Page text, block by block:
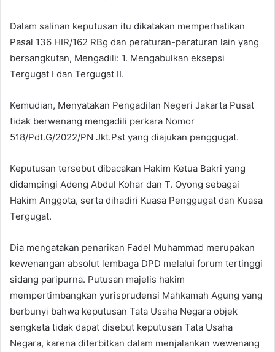
Dalam salinan keputusan itu dikatakan memperhatikan
Pasal 136 HIR/162 RBg dan peraturan-peraturan lain yang
bersangkutan, Mengadili: 1. Mengabulkan eksepsi
Tergugat I dan Tergugat II.
Kemudian, Menyatakan Pengadilan Negeri Jakarta Pusat
tidak berwenang mengadili perkara Nomor
518/Pdt.G/2022/PN Jkt.Pst yang diajukan penggugat.
Keputusan tersebut dibacakan Hakim Ketua Bakri yang
didampingi Adeng Abdul Kohar dan T. Oyong sebagai
Hakim Anggota, serta dihadiri Kuasa Penggugat dan Kuasa
Tergugat.
Dia mengatakan penarikan Fadel Muhammad merupakan
kewenangan absolut lembaga DPD melalui forum tertinggi
sidang paripurna. Putusan majelis hakim
mempertimbangkan yurisprudensi Mahkamah Agung yang
berbunyi bahwa keputusan Tata Usaha Negara objek
sengketa tidak dapat disebut keputusan Tata Usaha
Negara, karena diterbitkan dalam menjalankan wewenang